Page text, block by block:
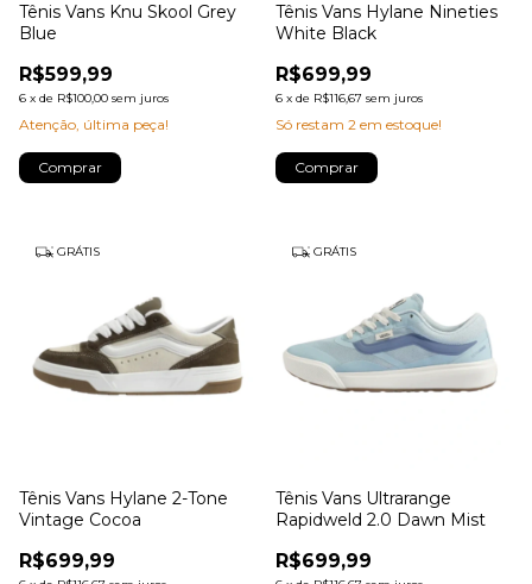
Tênis Vans Knu Skool Grey
Blue
R$599,99
6 x de R$100,00 sem juros
Atenção, última peça!
Comprar
Tênis Vans Hylane Nineties
White Black
R$699,99
6 x de R$116,67 sem juros
Só restam 2 em estoque!
Comprar
GRÁTIS
Tênis Vans Hylane 2-Tone
Vintage Cocoa
R$699,99
GRÁTIS
Tênis Vans Ultrarange
Rapidweld 2.0 Dawn Mist
R$699,99